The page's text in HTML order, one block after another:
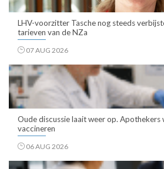
LHV-voorzitter Tasche nog steeds
tarieven van de NZa
07 AUG 2026
Oude discussie laait weer op.
vaccineren
06 AUG 2026